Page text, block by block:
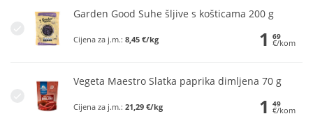
Garden Good Suhe šljive s košticama 200 g
Cijena za j.m.: 8,45 €/kg 1 69
€/kom
Vegeta Maestro Slatka paprika dimljena 70 g
Cijena za j.m.: 21,29 €/kg 1 49
€/kom